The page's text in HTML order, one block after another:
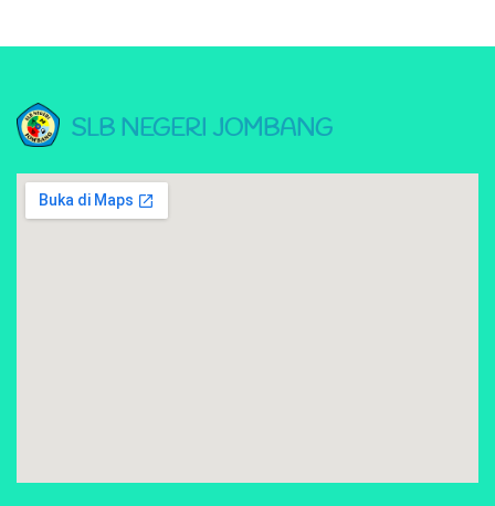
SLB NEGERI JOMBANG